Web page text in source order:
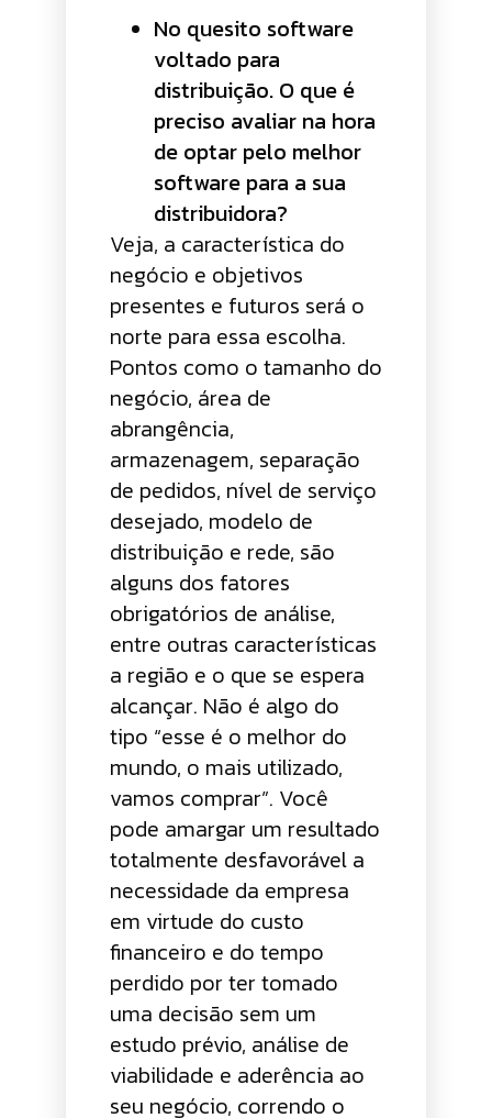
No quesito software
voltado para
distribuição. O que é
preciso avaliar na hora
de optar pelo melhor
software para a sua
distribuidora?
Veja, a característica do
negócio e objetivos
presentes e futuros será o
norte para essa escolha.
Pontos como o tamanho do
negócio, área de
abrangência,
armazenagem, separação
de pedidos, nível de serviço
desejado, modelo de
distribuição e rede, são
alguns dos fatores
obrigatórios de análise,
entre outras características
a região e o que se espera
alcançar. Não é algo do
tipo “esse é o melhor do
mundo, o mais utilizado,
vamos comprar”. Você
pode amargar um resultado
totalmente desfavorável a
necessidade da empresa
em virtude do custo
financeiro e do tempo
perdido por ter tomado
uma decisão sem um
estudo prévio, análise de
viabilidade e aderência ao
seu negócio, correndo o